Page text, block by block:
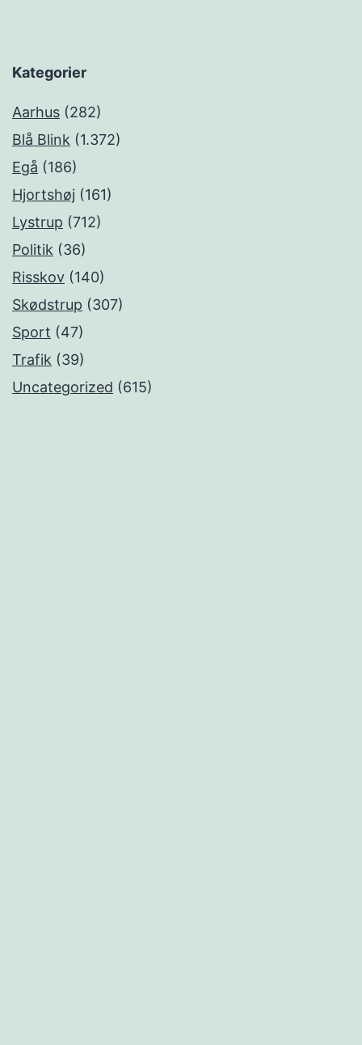
Kategorier
Aarhus (282)
Blå Blink (1.372)
Egå (186)
Hjortshøj (161)
Lystrup (712)
Politik (36)
Risskov (140)
Skødstrup (307)
Sport (47)
Trafik (39)
Uncategorized (615)